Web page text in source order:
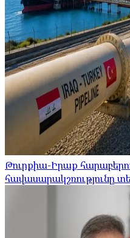
Թուրքիա-Իրաք
հավասարակշռությունը